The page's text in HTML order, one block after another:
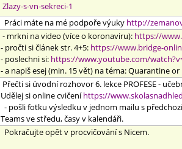
Zlazy-s-vn-sekreci-1
Práci máte na mé podpoře výuky http://
- mrkni na video (více o koronaviru): https://
- pročti si článek str. 4+5: https://www.bridge-
- poslechni si: https://www.youtube.com/
- a napiš esej (min. 15 vět) na téma: Quarantine
Přečti si úvodní rozhovor 6. lekce PROFESE -
Udělej si online cvičeníhttps://
- pošli fotku výsledku v jednom mailu s
Teams ve středu, časy v kalendáři.
Pokračujte opět v procvičování s Nicem.